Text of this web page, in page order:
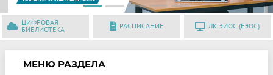
ЦИФРОВАЯ
БИБЛИОТЕКА
РАСПИСАНИЕ ЛК ЭИОС (ЕЭОС)
МЕНЮ РАЗДЕЛА